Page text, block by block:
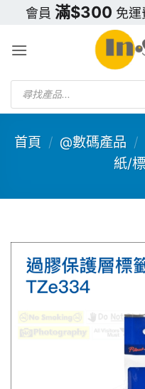
content
會員 滿$300 免運
Products
search
首頁 / @數碼產品 /
紙/